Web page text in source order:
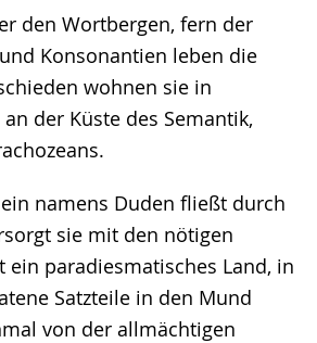
den Wortbergen, fern der
Konsonantien leben die
wohnen sie in
der Küste des Semantik,
namens Duden fließt durch
sie mit den nötigen
ein paradiesmatisches Land, in
Satzteile in den Mund
von der allmächtigen